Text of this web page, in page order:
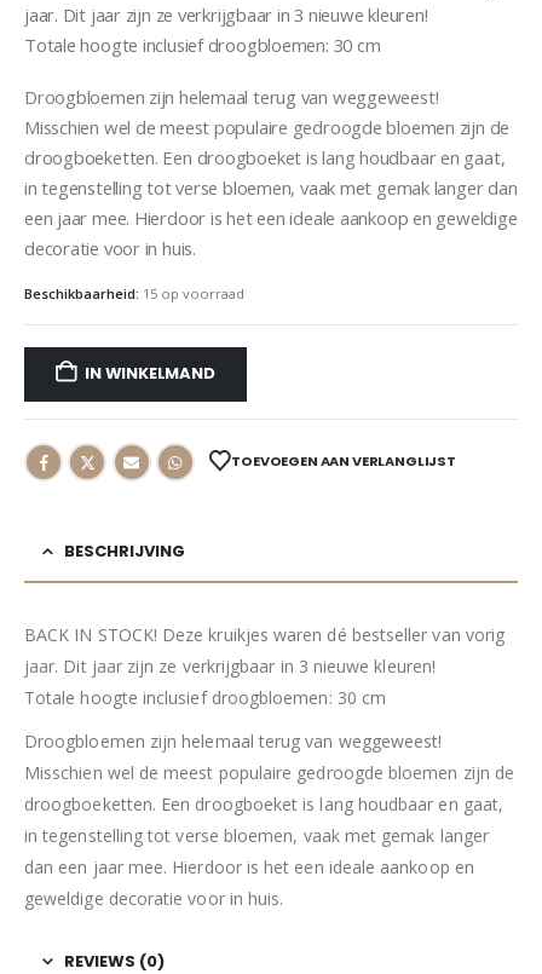
jaar. Dit jaar zijn ze verkrijgbaar in 3 nieuwe kleuren!
Totale hoogte inclusief droogbloemen: 30 cm
Droogbloemen zijn helemaal terug van weggeweest!
Misschien wel de meest populaire gedroogde bloemen zijn de
droogboeketten. Een droogboeket is lang houdbaar en gaat,
in tegenstelling tot verse bloemen, vaak met gemak langer dan
een jaar mee. Hierdoor is het een ideale aankoop en geweldige
decoratie voor in huis.
Beschikbaarheid: 15 op voorraad
IN WINKELMAND
TOEVOEGEN AAN VERLANGLIJST
BESCHRIJVING
BACK IN STOCK! Deze kruikjes waren dé bestseller van vorig
jaar. Dit jaar zijn ze verkrijgbaar in 3 nieuwe kleuren!
Totale hoogte inclusief droogbloemen: 30 cm
Droogbloemen zijn helemaal terug van weggeweest!
Misschien wel de meest populaire gedroogde bloemen zijn de
droogboeketten. Een droogboeket is lang houdbaar en gaat,
in tegenstelling tot verse bloemen, vaak met gemak langer
dan een jaar mee. Hierdoor is het een ideale aankoop en
geweldige decoratie voor in huis.
REVIEWS (0)